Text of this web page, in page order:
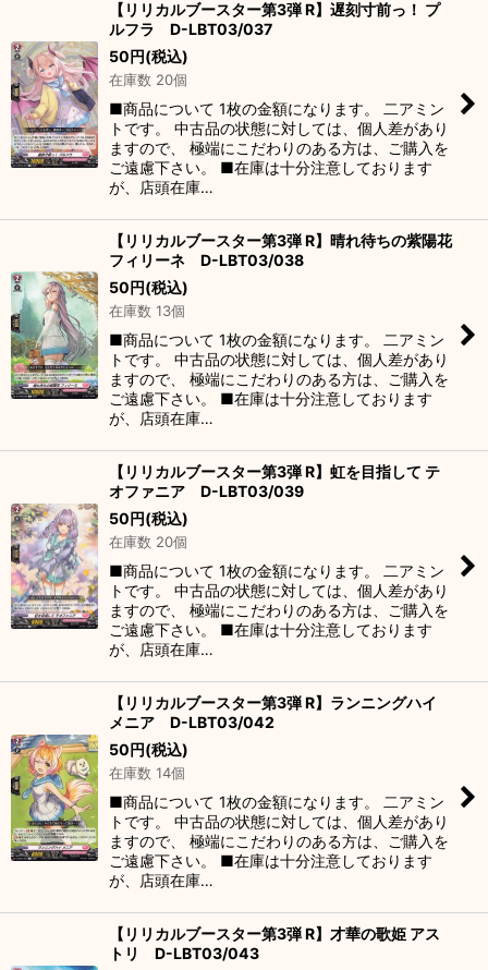
【リリカルブースター第3弾 R】遅刻寸前っ！ プ
ルフラ D-LBT03/037
50円(税込)
在庫数 20個
■商品について 1枚の金額になります。 二アミン
トです。 中古品の状態に対しては、個人差があり
ますので、 極端にこだわりのある方は、ご購入を
ご遠慮下さい。 ■在庫は十分注意しております
が、店頭在庫…
【リリカルブースター第3弾 R】晴れ待ちの紫陽花
フィリーネ D-LBT03/038
50円(税込)
在庫数 13個
■商品について 1枚の金額になります。 二アミン
トです。 中古品の状態に対しては、個人差があり
ますので、 極端にこだわりのある方は、ご購入を
ご遠慮下さい。 ■在庫は十分注意しております
が、店頭在庫…
【リリカルブースター第3弾 R】虹を目指して テ
オファニア D-LBT03/039
50円(税込)
在庫数 20個
■商品について 1枚の金額になります。 二アミン
トです。 中古品の状態に対しては、個人差があり
ますので、 極端にこだわりのある方は、ご購入を
ご遠慮下さい。 ■在庫は十分注意しております
が、店頭在庫…
【リリカルブースター第3弾 R】ランニングハイ
メニア D-LBT03/042
50円(税込)
在庫数 14個
■商品について 1枚の金額になります。 二アミン
トです。 中古品の状態に対しては、個人差があり
ますので、 極端にこだわりのある方は、ご購入を
ご遠慮下さい。 ■在庫は十分注意しております
が、店頭在庫…
【リリカルブースター第3弾 R】才華の歌姫 アス
トリ D-LBT03/043